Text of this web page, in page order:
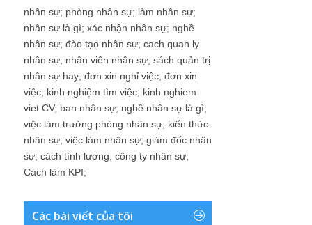
nhân sự; phòng nhân sự; làm nhân sự;
nhân sự là gì; xác nhận nhân sự; nghề
nhân sự; đào tạo nhân sự; cach quan ly
nhân sự; nhân viên nhân sự; sách quản trị
nhân sự hay; đơn xin nghỉ việc; đơn xin
việc; kinh nghiệm tìm việc; kinh nghiem
viet CV; ban nhân sự; nghề nhân sự là gì;
việc làm trưởng phòng nhân sự; kiến thức
nhân sự; việc làm nhân sự; giám đốc nhân
sự; cách tính lương; công ty nhân sự;
Cách làm KPI;
Các bài viết của tôi